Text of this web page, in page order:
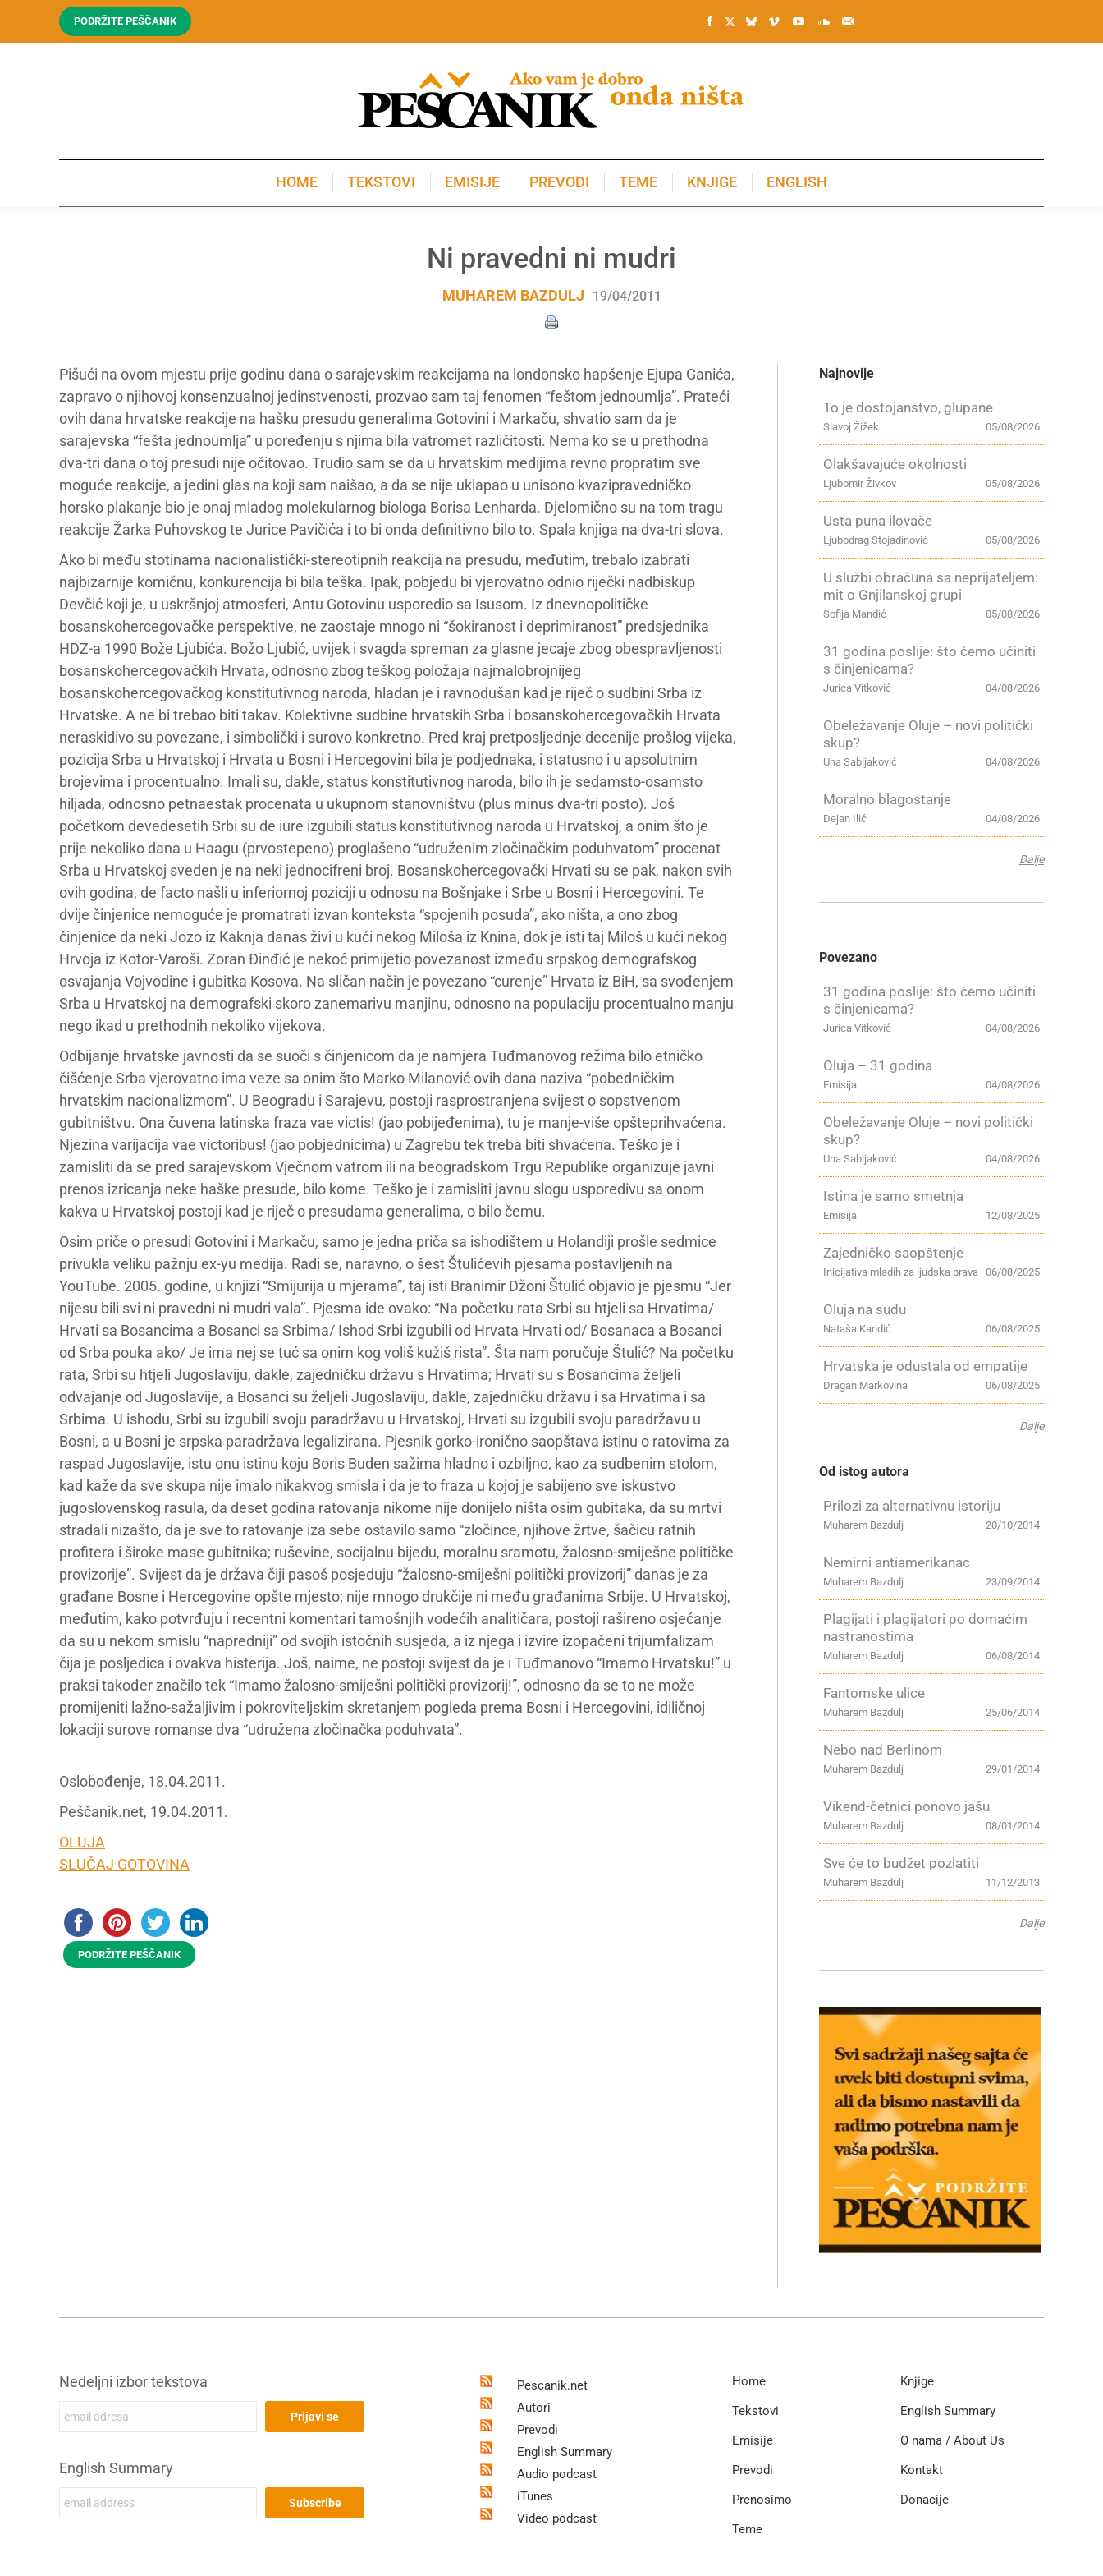
PODRŽITE PEŠČANIK
HOME TEKSTOVI EMISIJE PREVODI TEME KNJIGE ENGLISH
Ni pravedni ni mudri
MUHAREM BAZDULJ 19/04/2011
Pišući na ovom mjestu prije godinu dana o sarajevskim reakcijama na londonsko hapšenje Ejupa Ganića,
zapravo o njihovoj konsenzualnoj jedinstvenosti, prozvao sam taj fenomen “feštom jednoumlja”. Prateći
ovih dana hrvatske reakcije na hašku presudu generalima Gotovini i Markaču, shvatio sam da je
sarajevska “fešta jednoumlja” u poređenju s njima bila vatromet različitosti. Nema ko se u prethodna
dva-tri dana o toj presudi nije očitovao. Trudio sam se da u hrvatskim medijima revno propratim sve
moguće reakcije, a jedini glas na koji sam naišao, a da se nije uklapao u unisono kvazipravedničko
horsko plakanje bio je onaj mladog molekularnog biologa Borisa Lenharda. Djelomično su na tom tragu
reakcije Žarka Puhovskog te Jurice Pavičića i to bi onda definitivno bilo to. Spala knjiga na dva-tri slova.
Ako bi među stotinama nacionalistički-stereotipnih reakcija na presudu, međutim, trebalo izabrati
najbizarnije komičnu, konkurencija bi bila teška. Ipak, pobjedu bi vjerovatno odnio riječki nadbiskup
Devčić koji je, u uskršnjoj atmosferi, Antu Gotovinu usporedio sa Isusom. Iz dnevnopolitičke
bosanskohercegovačke perspektive, ne zaostaje mnogo ni “šokiranost i deprimiranost” predsjednika
HDZ-a 1990 Bože Ljubića. Božo Ljubić, uvijek i svagda spreman za glasne jecaje zbog obespravljenosti
bosanskohercegovačkih Hrvata, odnosno zbog teškog položaja najmalobrojnijeg
bosanskohercegovačkog konstitutivnog naroda, hladan je i ravnodušan kad je riječ o sudbini Srba iz
Hrvatske. A ne bi trebao biti takav. Kolektivne sudbine hrvatskih Srba i bosanskohercegovačkih Hrvata
neraskidivo su povezane, i simbolički i surovo konkretno. Pred kraj pretposljednje decenije prošlog vijeka,
pozicija Srba u Hrvatskoj i Hrvata u Bosni i Hercegovini bila je podjednaka, i statusno i u apsolutnim
brojevima i procentualno. Imali su, dakle, status konstitutivnog naroda, bilo ih je sedamsto-osamsto
hiljada, odnosno petnaestak procenata u ukupnom stanovništvu (plus minus dva-tri posto). Još
početkom devedesetih Srbi su de iure izgubili status konstitutivnog naroda u Hrvatskoj, a onim što je
prije nekoliko dana u Haagu (prvostepeno) proglašeno “udruženim zločinačkim poduhvatom” procenat
Srba u Hrvatskoj sveden je na neki jednocifreni broj. Bosanskohercegovački Hrvati su se pak, nakon svih
ovih godina, de facto našli u inferiornoj poziciji u odnosu na Bošnjake i Srbe u Bosni i Hercegovini. Te
dvije činjenice nemoguće je promatrati izvan konteksta “spojenih posuda”, ako ništa, a ono zbog
činjenice da neki Jozo iz Kaknja danas živi u kući nekog Miloša iz Knina, dok je isti taj Miloš u kući nekog
Hrvoja iz Kotor-Varoši. Zoran Đinđić je nekoć primijetio povezanost između srpskog demografskog
osvajanja Vojvodine i gubitka Kosova. Na sličan način je povezano “curenje” Hrvata iz BiH, sa svođenjem
Srba u Hrvatskoj na demografski skoro zanemarivu manjinu, odnosno na populaciju procentualno manju
nego ikad u prethodnih nekoliko vijekova.
Odbijanje hrvatske javnosti da se suoči s činjenicom da je namjera Tuđmanovog režima bilo etničko
čišćenje Srba vjerovatno ima veze sa onim što Marko Milanović ovih dana naziva “pobedničkim
hrvatskim nacionalizmom”. U Beogradu i Sarajevu, postoji rasprostranjena svijest o sopstvenom
gubitništvu. Ona čuvena latinska fraza vae victis! (jao pobijeđenima), tu je manje-više opšteprihvaćena.
Njezina varijacija vae victoribus! (jao pobjednicima) u Zagrebu tek treba biti shvaćena. Teško je i
zamisliti da se pred sarajevskom Vječnom vatrom ili na beogradskom Trgu Republike organizuje javni
prenos izricanja neke haške presude, bilo kome. Teško je i zamisliti javnu slogu usporedivu sa onom
kakva u Hrvatskoj postoji kad je riječ o presudama generalima, o bilo čemu.
Osim priče o presudi Gotovini i Markaču, samo je jedna priča sa ishodištem u Holandiji prošle sedmice
privukla veliku pažnju ex-yu medija. Radi se, naravno, o šest Štulićevih pjesama postavljenih na
YouTube. 2005. godine, u knjizi “Smijurija u mjerama”, taj isti Branimir Džoni Štulić objavio je pjesmu “Jer
nijesu bili svi ni pravedni ni mudri vala”. Pjesma ide ovako: “Na početku rata Srbi su htjeli sa Hrvatima/
Hrvati sa Bosancima a Bosanci sa Srbima/ Ishod Srbi izgubili od Hrvata Hrvati od/ Bosanaca a Bosanci
od Srba pouka ako/ Je ima nej se tuć sa onim kog voliš kužiš rista”. Šta nam poručuje Štulić? Na početku
rata, Srbi su htjeli Jugoslaviju, dakle, zajedničku državu s Hrvatima; Hrvati su s Bosancima željeli
odvajanje od Jugoslavije, a Bosanci su željeli Jugoslaviju, dakle, zajedničku državu i sa Hrvatima i sa
Srbima. U ishodu, Srbi su izgubili svoju paradržavu u Hrvatskoj, Hrvati su izgubili svoju paradržavu u
Bosni, a u Bosni je srpska paradržava legalizirana. Pjesnik gorko-ironično saopštava istinu o ratovima za
raspad Jugoslavije, istu onu istinu koju Boris Buden sažima hladno i ozbiljno, kao za sudbenim stolom,
kad kaže da sve skupa nije imalo nikakvog smisla i da je to fraza u kojoj je sabijeno sve iskustvo
jugoslovenskog rasula, da deset godina ratovanja nikome nije donijelo ništa osim gubitaka, da su mrtvi
stradali nizašto, da je sve to ratovanje iza sebe ostavilo samo “zločince, njihove žrtve, šačicu ratnih
profitera i široke mase gubitnika; ruševine, socijalnu bijedu, moralnu sramotu, žalosno-smiješne političke
provizorije”. Svijest da je država čiji pasoš posjeduju “žalosno-smiješni politički provizorij” danas je za
građane Bosne i Hercegovine opšte mjesto; nije mnogo drukčije ni među građanima Srbije. U Hrvatskoj,
međutim, kako potvrđuju i recentni komentari tamošnjih vodećih analitičara, postoji rašireno osjećanje
da su u nekom smislu “napredniji” od svojih istočnih susjeda, a iz njega i izvire izopačeni trijumfalizam
čija je posljedica i ovakva histerija. Još, naime, ne postoji svijest da je i Tuđmanovo “Imamo Hrvatsku!” u
praksi također značilo tek “Imamo žalosno-smiješni politički provizorij!”, odnosno da se to ne može
promijeniti lažno-sažaljivim i pokroviteljskim skretanjem pogleda prema Bosni i Hercegovini, idiličnoj
lokaciji surove romanse dva “udružena zločinačka poduhvata”.
Oslobođenje, 18.04.2011.
Peščanik.net, 19.04.2011.
OLUJA
SLUČAJ GOTOVINA
PODRŽITE PEŠČANIK
Najnovije
To je dostojanstvo, glupane
05/08/2026
Slavoj Žižek
Olakšavajuće okolnosti
05/08/2026
Ljubomir Živkov
Usta puna ilovače
05/08/2026
Ljubodrag Stojadinović
U službi obračuna sa neprijateljem:
mit o Gnjilanskoj grupi
05/08/2026
Sofija Mandić
31 godina poslije: što ćemo učiniti
s činjenicama?
04/08/2026
Jurica Vitković
Obeležavanje Oluje – novi politički
skup?
04/08/2026
Una Sabljaković
Moralno blagostanje
04/08/2026
Dejan Ilić
Dalje
Povezano
31 godina poslije: što ćemo učiniti
s činjenicama?
04/08/2026
Jurica Vitković
Oluja – 31 godina
04/08/2026
Emisija
Obeležavanje Oluje – novi politički
skup?
04/08/2026
Una Sabljaković
Istina je samo smetnja
12/08/2025
Emisija
Zajedničko saopštenje
06/08/2025
Inicijativa mladih za ljudska prava
Oluja na sudu
06/08/2025
Nataša Kandić
Hrvatska je odustala od empatije
06/08/2025
Dragan Markovina
Dalje
Od istog autora
Prilozi za alternativnu istoriju
20/10/2014
Muharem Bazdulj
Nemirni antiamerikanac
23/09/2014
Muharem Bazdulj
Plagijati i plagijatori po domaćim
nastranostima
06/08/2014
Muharem Bazdulj
Fantomske ulice
25/06/2014
Muharem Bazdulj
Nebo nad Berlinom
29/01/2014
Muharem Bazdulj
Vikend-četnici ponovo jašu
08/01/2014
Muharem Bazdulj
Sve će to budžet pozlatiti
11/12/2013
Muharem Bazdulj
Dalje
Nedeljni izbor tekstova
English Summary
Pescanik.net
Autori
Prevodi
English Summary
Audio podcast
iTunes
Video podcast
Home
Tekstovi
Emisije
Prevodi
Prenosimo
Teme
Knjige
English Summary
O nama / About Us
Kontakt
Donacije
KNJIGE ENGLISH